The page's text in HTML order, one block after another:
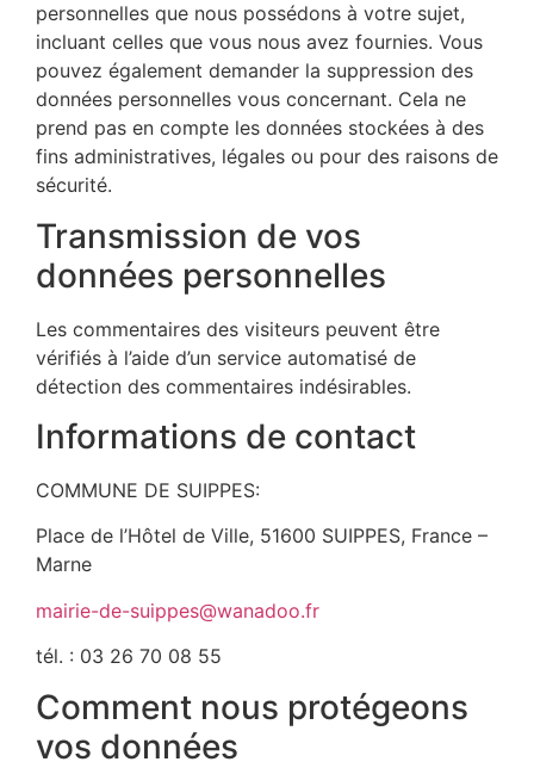
personnelles que nous possédons à votre sujet,
incluant celles que vous nous avez fournies. Vous
pouvez également demander la suppression des
données personnelles vous concernant. Cela ne
prend pas en compte les données stockées à des
fins administratives, légales ou pour des raisons de
sécurité.
Transmission de vos
données personnelles
Les commentaires des visiteurs peuvent être
vérifiés à l’aide d’un service automatisé de
détection des commentaires indésirables.
Informations de contact
COMMUNE DE SUIPPES:
Place de l’Hôtel de Ville, 51600 SUIPPES, France –
Marne
mairie-de-suippes@wanadoo.fr
tél. : 03 26 70 08 55
Comment nous protégeons
vos données